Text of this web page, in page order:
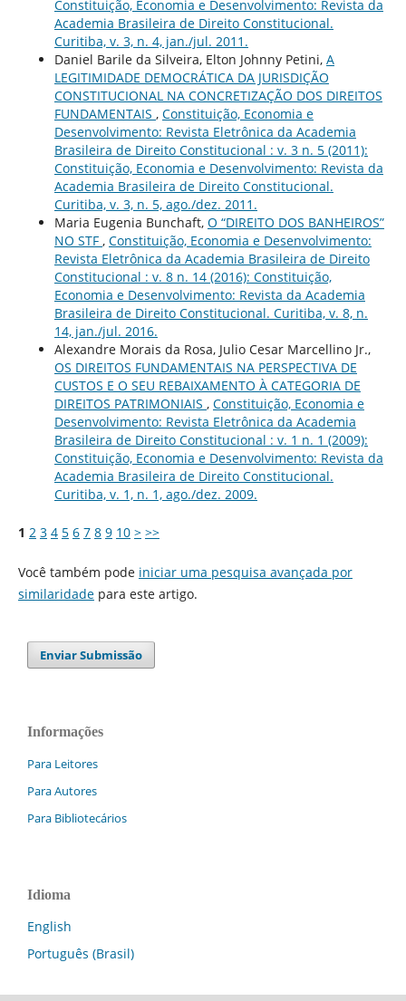
Constituição, Economia e Desenvolvimento: Revista da
Academia Brasileira de Direito Constitucional.
Curitiba, v. 3, n. 4, jan./jul. 2011.
Daniel Barile da Silveira, Elton Johnny Petini, A
LEGITIMIDADE DEMOCRÁTICA DA JURISDIÇÃO
CONSTITUCIONAL NA CONCRETIZAÇÃO DOS DIREITOS
FUNDAMENTAIS , Constituição, Economia e
Desenvolvimento: Revista Eletrônica da Academia
Brasileira de Direito Constitucional : v. 3 n. 5 (2011):
Constituição, Economia e Desenvolvimento: Revista da
Academia Brasileira de Direito Constitucional.
Curitiba, v. 3, n. 5, ago./dez. 2011.
Maria Eugenia Bunchaft, O “DIREITO DOS BANHEIROS”
NO STF , Constituição, Economia e Desenvolvimento:
Revista Eletrônica da Academia Brasileira de Direito
Constitucional : v. 8 n. 14 (2016): Constituição,
Economia e Desenvolvimento: Revista da Academia
Brasileira de Direito Constitucional. Curitiba, v. 8, n.
14, jan./jul. 2016.
Alexandre Morais da Rosa, Julio Cesar Marcellino Jr.,
OS DIREITOS FUNDAMENTAIS NA PERSPECTIVA DE
CUSTOS E O SEU REBAIXAMENTO À CATEGORIA DE
DIREITOS PATRIMONIAIS , Constituição, Economia e
Desenvolvimento: Revista Eletrônica da Academia
Brasileira de Direito Constitucional : v. 1 n. 1 (2009):
Constituição, Economia e Desenvolvimento: Revista da
Academia Brasileira de Direito Constitucional.
Curitiba, v. 1, n. 1, ago./dez. 2009.
1 2 3 4 5 6 7 8 9 10 > >>
Você também pode iniciar uma pesquisa avançada por
similaridadepara este artigo.
Enviar Submissão
Informações
Para Leitores
Para Autores
Para Bibliotecários
Idioma
English
Português (Brasil)